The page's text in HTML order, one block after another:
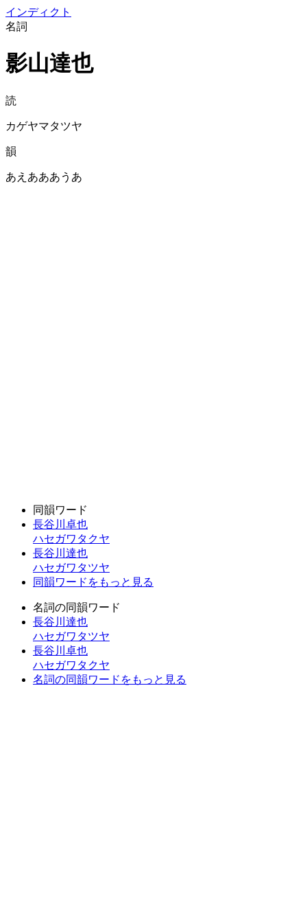
インディクト
名詞
影山達也
読
カゲヤマタツヤ
韻
あえあああうあ
同韻ワード
長谷川卓也
ハセガワタクヤ
長谷川達也
ハセガワタツヤ
同韻ワードをもっと見る
名詞の同韻ワード
長谷川達也
ハセガワタツヤ
長谷川卓也
ハセガワタクヤ
名詞の同韻ワードをもっと見る